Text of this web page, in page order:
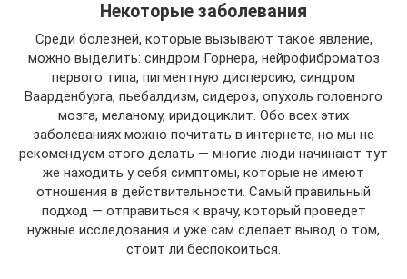
Некоторые заболевания
Среди болезней, которые вызывают такое явление,
можно выделить: синдром Горнера, нейрофиброматоз
первого типа, пигментную дисперсию, синдром
Ваарденбурга, пьебалдизм, сидероз, опухоль головного
мозга, меланому, иридоциклит. Обо всех этих
заболеваниях можно почитать в интернете, но мы не
рекомендуем этого делать — многие люди начинают тут
же находить у себя симптомы, которые не имеют
отношения в действительности. Самый правильный
подход — отправиться к врачу, который проведет
нужные исследования и уже сам сделает вывод о том,
стоит ли беспокоиться.